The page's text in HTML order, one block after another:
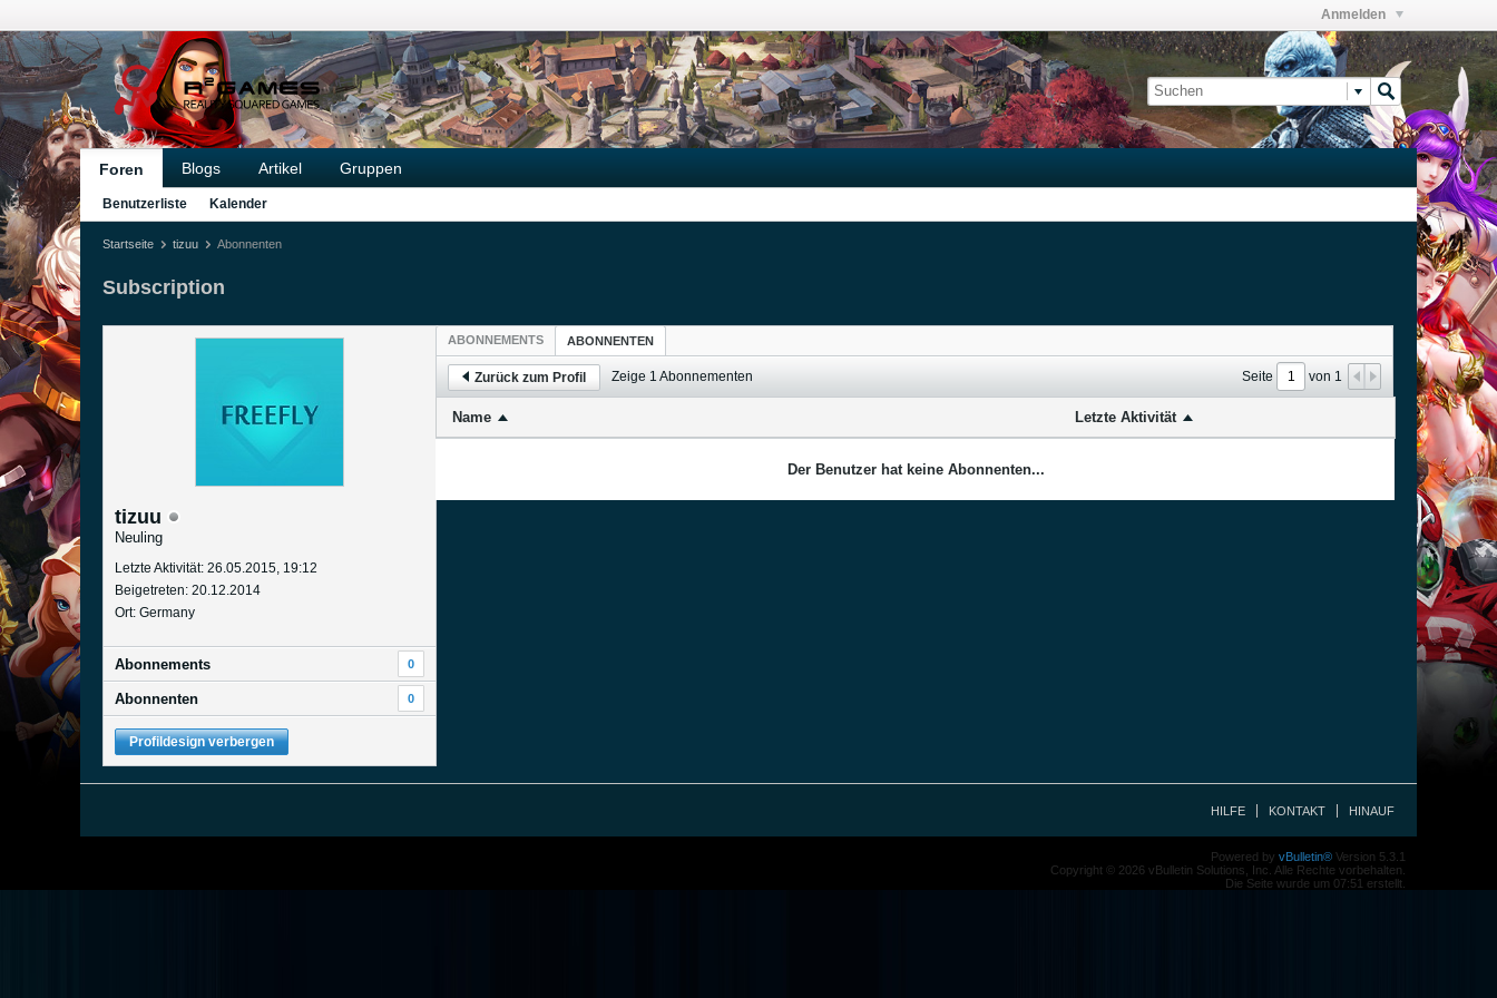
Anmelden
Foren Blogs Artikel Gruppen
Benutzerliste Kalender
Startseite tizuu Abonnenten
Subscription
tizuu
Neuling
Letzte Aktivität: 26.05.2015, 19:12
Beigetreten: 20.12.2014
Ort: Germany
Abonnements 0
Abonnenten 0
Profildesign verbergen
ABONNEMENTS ABONNENTEN
Zurück zum Profil Zeige 1Abonnementen Seite von 1
Name Letzte Aktivität
Der Benutzer hat keine Abonnenten...
HILFE KONTAKT HINAUF
Powered by vBulletin® Version 5.3.1
Copyright © 2026 vBulletin Solutions, Inc. Alle Rechte vorbehalten.
Die Seite wurde um 07:51 erstellt.